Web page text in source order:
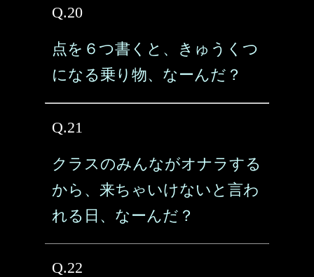
Q.20
点を６つ書くと、きゅうくつ
になる乗り物、なーんだ？
Q.21
クラスのみんながオナラする
から、来ちゃいけないと言わ
れる日、なーんだ？
Q.22